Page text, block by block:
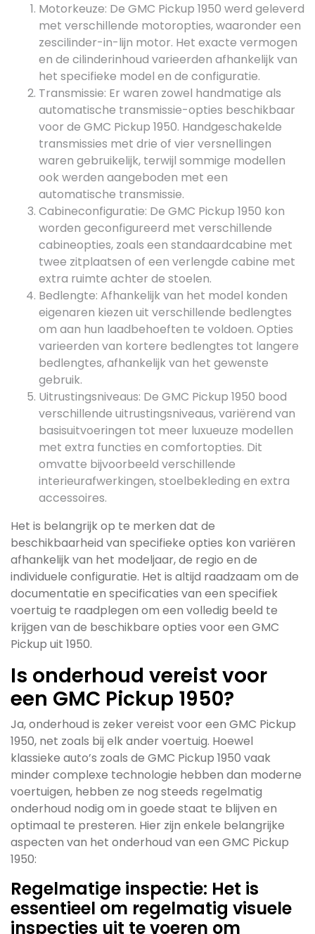
Motorkeuze: De GMC Pickup 1950 werd geleverd
met verschillende motoropties, waaronder een
zescilinder-in-lijn motor. Het exacte vermogen
en de cilinderinhoud varieerden afhankelijk van
het specifieke model en de configuratie.
Transmissie: Er waren zowel handmatige als
automatische transmissie-opties beschikbaar
voor de GMC Pickup 1950. Handgeschakelde
transmissies met drie of vier versnellingen
waren gebruikelijk, terwijl sommige modellen
ook werden aangeboden met een
automatische transmissie.
Cabineconfiguratie: De GMC Pickup 1950 kon
worden geconfigureerd met verschillende
cabineopties, zoals een standaardcabine met
twee zitplaatsen of een verlengde cabine met
extra ruimte achter de stoelen.
Bedlengte: Afhankelijk van het model konden
eigenaren kiezen uit verschillende bedlengtes
om aan hun laadbehoeften te voldoen. Opties
varieerden van kortere bedlengtes tot langere
bedlengtes, afhankelijk van het gewenste
gebruik.
Uitrustingsniveaus: De GMC Pickup 1950 bood
verschillende uitrustingsniveaus, variërend van
basisuitvoeringen tot meer luxueuze modellen
met extra functies en comfortopties. Dit
omvatte bijvoorbeeld verschillende
interieurafwerkingen, stoelbekleding en extra
accessoires.
Het is belangrijk op te merken dat de
beschikbaarheid van specifieke opties kon variëren
afhankelijk van het modeljaar, de regio en de
individuele configuratie. Het is altijd raadzaam om de
documentatie en specificaties van een specifiek
voertuig te raadplegen om een volledig beeld te
krijgen van de beschikbare opties voor een GMC
Pickup uit 1950.
Is onderhoud vereist voor
een GMC Pickup 1950?
Ja, onderhoud is zeker vereist voor een GMC Pickup
1950, net zoals bij elk ander voertuig. Hoewel
klassieke auto’s zoals de GMC Pickup 1950 vaak
minder complexe technologie hebben dan moderne
voertuigen, hebben ze nog steeds regelmatig
onderhoud nodig om in goede staat te blijven en
optimaal te presteren. Hier zijn enkele belangrijke
aspecten van het onderhoud van een GMC Pickup
1950:
Regelmatige inspectie: Het is
essentieel om regelmatig visuele
inspecties uit te voeren om